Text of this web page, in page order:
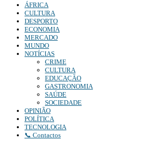
ÁFRICA
CULTURA
DESPORTO
ECONOMIA
MERCADO
MUNDO
NOTÍCIAS
CRIME
CULTURA
EDUCAÇÃO
GASTRONOMIA
SAÚDE
SOCIEDADE
OPINIÃO
POLÍTICA
TECNOLOGIA
📞 Contactos